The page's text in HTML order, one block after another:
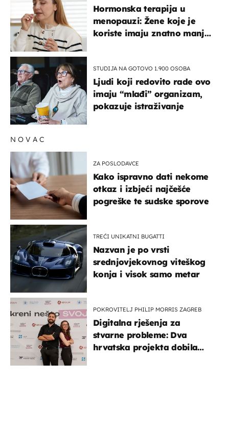
Hormonska terapija u
menopauzi: Žene koje je
koriste imaju znatno manji
STUDIJA NA GOTOVO 1.900 OSOBA
Ljudi koji redovito rade ovo
imaju “mlađi” organizam,
pokazuje istraživanje
NOVAC
ZA POSLODAVCE
Kako ispravno dati nekome
otkaz i izbjeći najčešće
pogreške te sudske sporove
TREĆI UNIKATNI BUGATTI
Nazvan je po vrsti
srednjovjekovnog viteškog
konja i visok samo metar
POKROVITELJ PHILIP MORRIS ZAGREB
Digitalna rješenja za
stvarne probleme: Dva
hrvatska projekta dobila